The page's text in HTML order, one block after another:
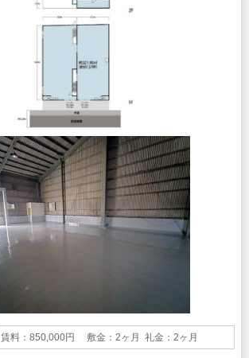
賃料：850,000円 敷金：2ヶ月 礼金：2ヶ月